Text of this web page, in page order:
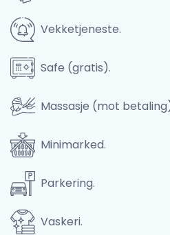
Vekketjeneste.
Safe (gratis).
Massasje (mot
Minimarked.
Parkering.
Vaskeri.